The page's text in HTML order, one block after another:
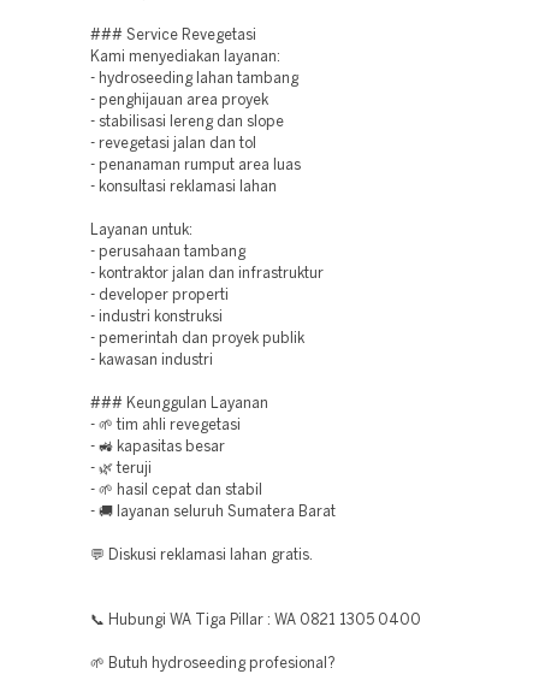
### Service Revegetasi
Kami menyediakan layanan:
- hydroseeding lahan tambang
- penghijauan area proyek
- stabilisasi lereng dan slope
- revegetasi jalan dan tol
- penanaman rumput area luas
- konsultasi reklamasi lahan
Layanan untuk:
- perusahaan tambang
- kontraktor jalan dan infrastruktur
- developer properti
- industri konstruksi
- pemerintah dan proyek publik
- kawasan industri
### Keunggulan Layanan
- 🌱 tim ahli revegetasi
- 🚜 kapasitas besar
- 🌿 teruji
- 🌱 hasil cepat dan stabil
- 🚚 layanan seluruh Sumatera Barat
💬 Diskusi reklamasi lahan gratis.
📞 Hubungi WA Tiga Pillar : WA 0821 1305 0400
🌱 Butuh hydroseeding profesional?